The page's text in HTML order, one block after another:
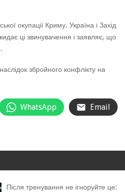
окупації Криму. Україна і Захід
ці звинувачення і заявляє, що
збройного конфлікту на
WhatsApp Email
Після тренування не ігноруйте це: